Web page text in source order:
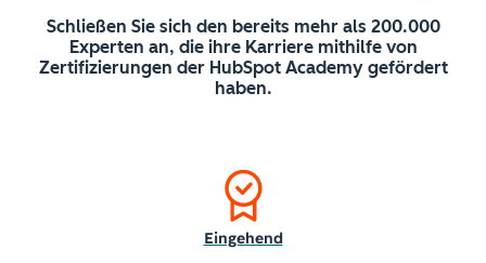
Schließen Sie sich den bereits mehr als 200.000
Experten an, die ihre Karriere mithilfe von
Zertifizierungen der HubSpot Academy gefördert
haben.
Eingehend